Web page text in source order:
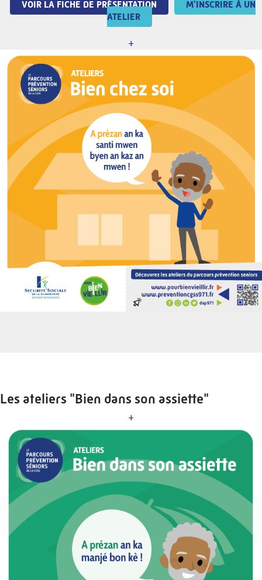
VOIR LA FICHE DE PRÉSENTATION
M'INSCRIRE À UN
ATELIER
+
Les ateliers "Bien dans son assiette"
+